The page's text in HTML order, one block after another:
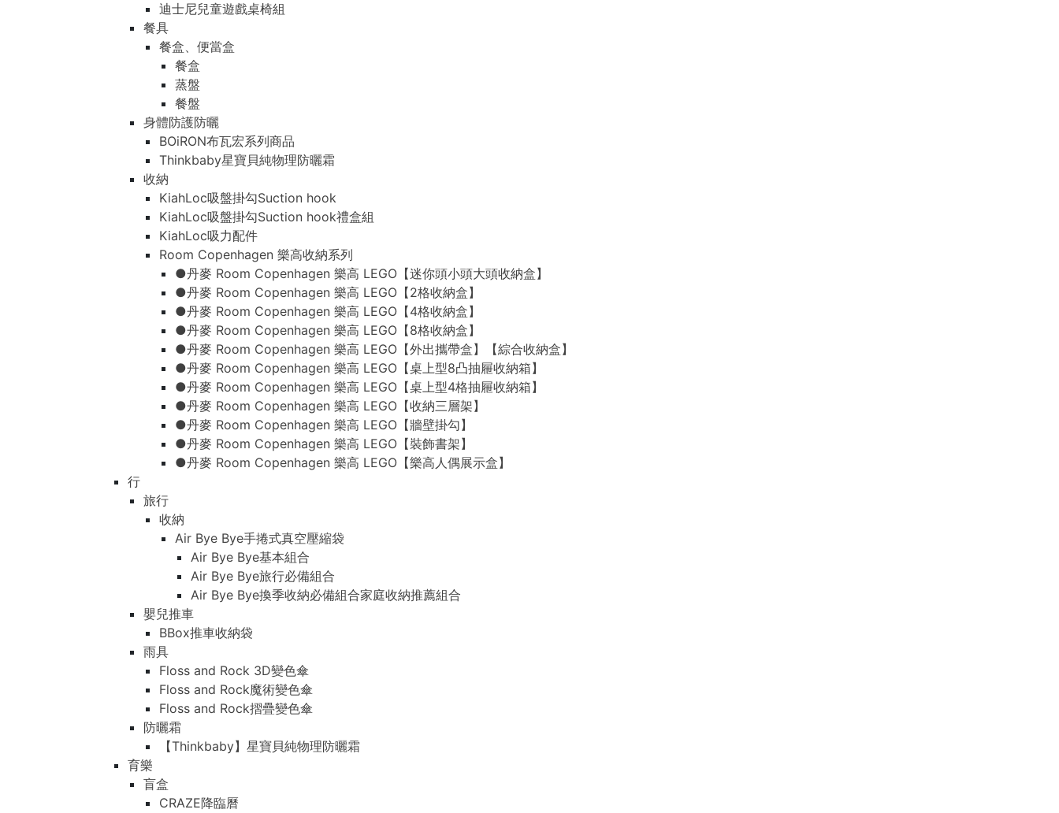
迪士尼兒童遊戲桌椅組
餐具
餐盒、便當盒
餐盒
蒸盤
餐盤
身體防護防曬
BOiRON布瓦宏系列商品
Thinkbaby星寶貝純物理防曬霜
收納
KiahLoc吸盤掛勾Suction hook
KiahLoc吸盤掛勾Suction hook禮盒組
KiahLoc吸力配件
Room Copenhagen 樂高收納系列
●丹麥 Room Copenhagen 樂高 LEGO【迷你頭小頭大頭收納盒】
●丹麥 Room Copenhagen 樂高 LEGO【2格收納盒】
●丹麥 Room Copenhagen 樂高 LEGO【4格收納盒】
●丹麥 Room Copenhagen 樂高 LEGO【8格收納盒】
●丹麥 Room Copenhagen 樂高 LEGO【外出攜帶盒】【綜合收納盒】
●丹麥 Room Copenhagen 樂高 LEGO【桌上型8凸抽屜收納箱】
●丹麥 Room Copenhagen 樂高 LEGO【桌上型4格抽屜收納箱】
●丹麥 Room Copenhagen 樂高 LEGO【收納三層架】
●丹麥 Room Copenhagen 樂高 LEGO【牆壁掛勾】
●丹麥 Room Copenhagen 樂高 LEGO【裝飾書架】
●丹麥 Room Copenhagen 樂高 LEGO【樂高人偶展示盒】
行
旅行
收納
Air Bye Bye手捲式真空壓縮袋
Air Bye Bye基本組合
Air Bye Bye旅行必備組合
Air Bye Bye換季收納必備組合家庭收納推薦組合
嬰兒推車
BBox推車收納袋
雨具
Floss and Rock 3D變色傘
Floss and Rock魔術變色傘
Floss and Rock摺疊變色傘
防曬霜
【Thinkbaby】星寶貝純物理防曬霜
育樂
盲盒
CRAZE降臨曆